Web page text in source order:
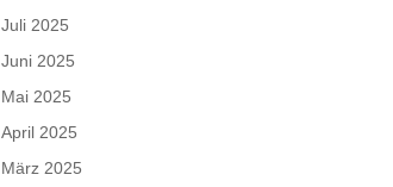
Juli 2025
Juni 2025
Mai 2025
April 2025
März 2025